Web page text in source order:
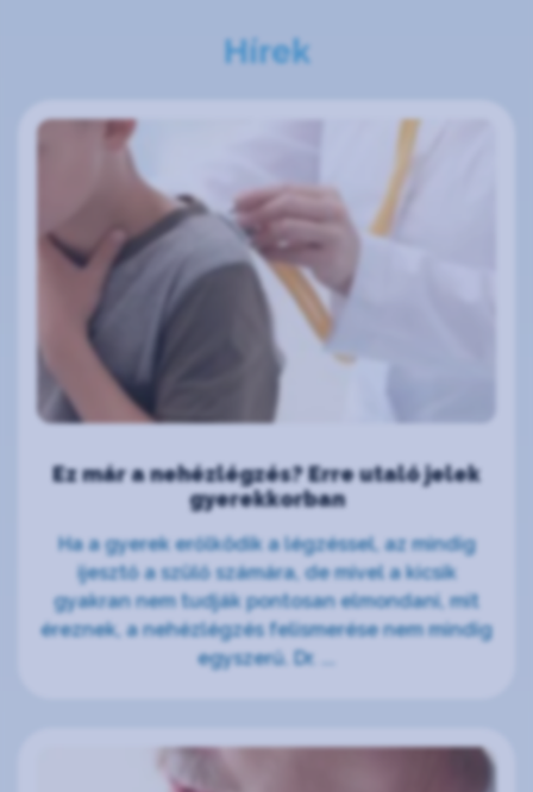
Hírek
Ez már a nehézlégzés? Erre utaló jelek
gyerekkorban
Ha a gyerek erőlködik a légzéssel, az mindig
ijesztő a szülő számára, de mivel a kicsik
gyakran nem tudják pontosan elmondani, mit
éreznek, a nehézlégzés felismerése nem mindig
egyszerű. Dr. ...